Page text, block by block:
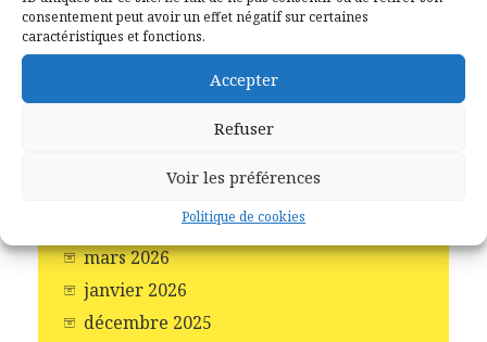
consentement peut avoir un effet négatif sur certaines
caractéristiques et fonctions.
Accepter
Refuser
Voir les préférences
Politique de cookies
mars 2026
janvier 2026
décembre 2025